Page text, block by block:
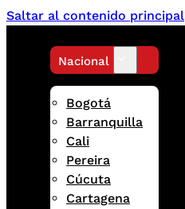
Saltar al contenido principal
Nacional
Bogotá
Barranquilla
Cali
Pereira
Cúcuta
Cartagena